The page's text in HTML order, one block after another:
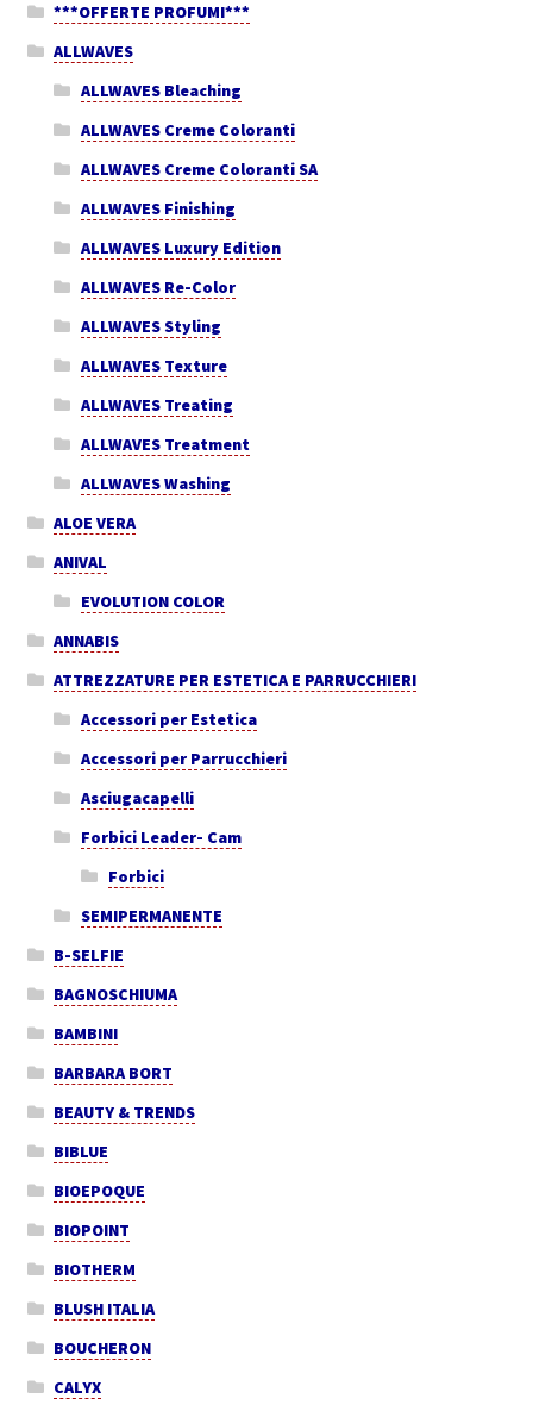
***OFFERTE PROFUMI***
ALLWAVES
ALLWAVES Bleaching
ALLWAVES Creme Coloranti
ALLWAVES Creme Coloranti SA
ALLWAVES Finishing
ALLWAVES Luxury Edition
ALLWAVES Re-Color
ALLWAVES Styling
ALLWAVES Texture
ALLWAVES Treating
ALLWAVES Treatment
ALLWAVES Washing
ALOE VERA
ANIVAL
EVOLUTION COLOR
ANNABIS
ATTREZZATURE PER ESTETICA E PARRUCCHIERI
Accessori per Estetica
Accessori per Parrucchieri
Asciugacapelli
Forbici Leader- Cam
Forbici
SEMIPERMANENTE
B-SELFIE
BAGNOSCHIUMA
BAMBINI
BARBARA BORT
BEAUTY & TRENDS
BIBLUE
BIOEPOQUE
BIOPOINT
BIOTHERM
BLUSH ITALIA
BOUCHERON
CALYX